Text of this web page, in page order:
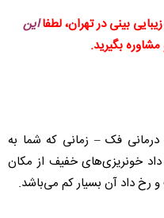
بینی در تهران، لطفااین
بگیرید.
فک – زمانی که شما به
خونریزی‌های خفیف از مکان
رخ داد آن بسیار کم می‌باشد.